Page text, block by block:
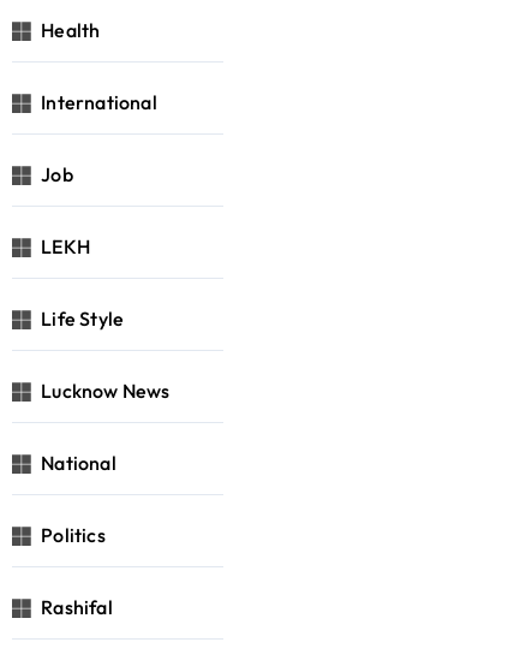
Health
International
Job
LEKH
Life Style
Lucknow News
National
Politics
Rashifal